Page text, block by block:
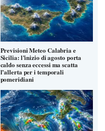
Previsioni Meteo Calabria e
Sicilia: l’inizio di agosto porta
caldo senza eccessi ma scatta
l’allerta per i temporali
pomeridiani